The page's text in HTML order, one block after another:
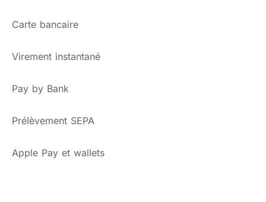
Carte bancaire
Virement instantané
Pay by Bank
Prélèvement SEPA
Apple Pay et wallets